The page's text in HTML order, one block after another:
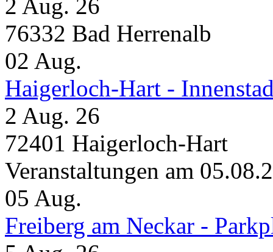
2 Aug. 26
76332 Bad Herrenalb
02 Aug.
Haigerloch-Hart -
2 Aug. 26
72401 Haigerloch-Hart
Veranstaltungen am
05 Aug.
Freiberg am Neckar -